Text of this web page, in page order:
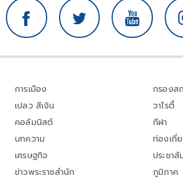
การเมือง
เปลว สีเงิน
คอลัมนิสต์
บทความ
เศรษฐกิจ
ข่าวพระราชสำนัก
กรองส
วาไรตี้
กีฬา
ท่องเที่
ประชา
ภูมิภาค